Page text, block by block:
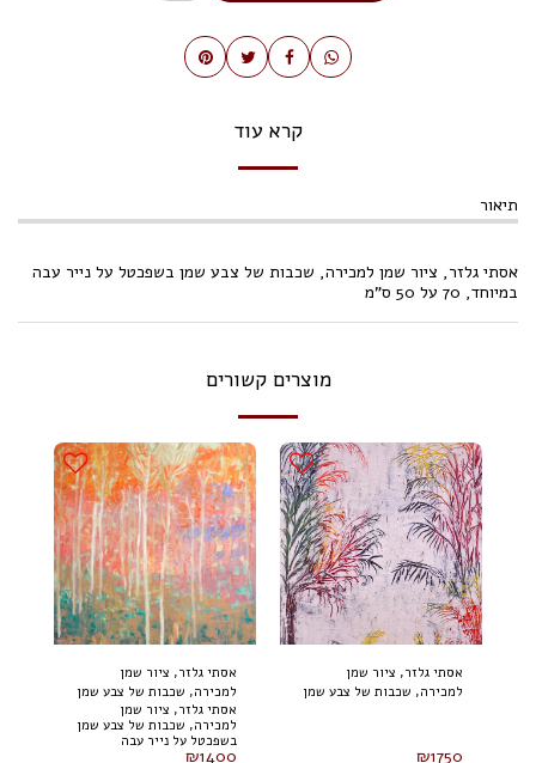
קרא עוד
תיאור
אסתי גלזר, ציור שמן למכירה, שכבות של צבע שמן בשפכטל על נייר עבה
במיוחד, 70 על 50 ס"מ
מוצרים קשורים
אסתי גלזר, ציור שמן
למכירה, שכבות של צבע שמן
₪1750
אסתי גלזר, ציור שמן
למכירה, שכבות של צבע שמן
בשפכטל על נייר עבה
במיוחד, 60 על 40 ס"מ
אסתי גלזר, ציור שמן
למכירה, שכבות של צבע שמן
בשפכטל על נייר עבה
במיוחד, 60 על 40 ס"מ
₪1400